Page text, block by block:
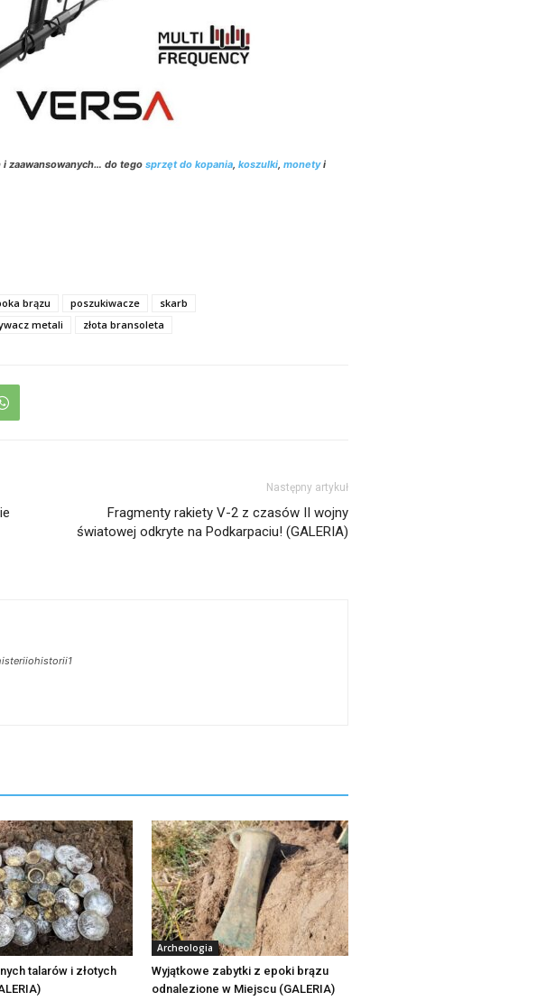
zaawansowanych… do tego sprzęt do kopania, koszulki, monetyi
brązu poszukiwacze
skarb
metali
złota bransoleta
Następny artykuł
Fragmenty rakiety V-2 z czasów II wojny
światowej odkryte na Podkarpaciu! (GALERIA)
talarów i złotych
Archeologia
Wyjątkowe zabytki z epoki brązu
odnalezione w Miejscu (GALERIA)